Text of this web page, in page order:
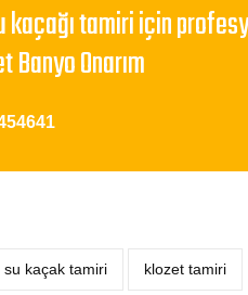
tamiri için
Onarım
su kaçak tamiri klozet tamiri